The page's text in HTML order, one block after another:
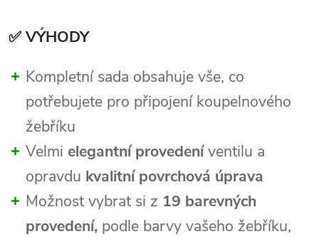
✅ VÝHODY
Kompletní sada obsahuje vše, co
potřebujete pro připojení koupelnového
žebříku
Velmi elegantní provedeníventilu a
opravdu kvalitní povrchová úprava
Možnost vybrat si z 19 barevných
provedení, podle barvy vašeho žebříku,